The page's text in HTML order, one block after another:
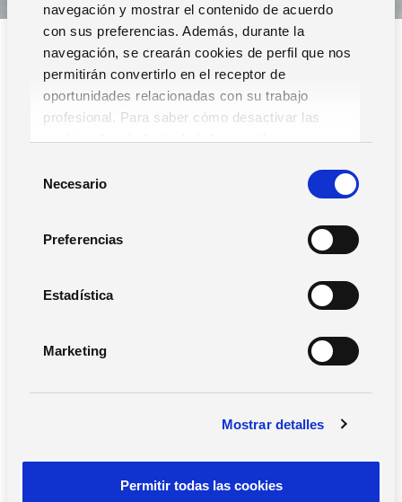
navegación y mostrar el contenido de acuerdo
con sus preferencias. Además, durante la
navegación, se crearán cookies de perfil que nos
permitirán convertirlo en el receptor de
oportunidades relacionadas con su trabajo
profesional. Para saber cómo desactivar las
cookies,Lea la hoja de información.
Necesario
Preferencias
Estadística
Marketing
Mostrar detalles
Permitir todas las cookies
Notas de prensa